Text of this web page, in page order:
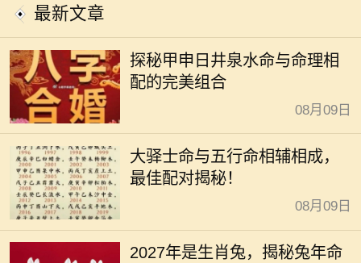
最新文章
探秘甲申日井泉水命与命理相
配的完美组合
08月09日
大驿士命与五行命相辅相成，
最佳配对揭秘！
08月09日
2027年是生肖兔，揭秘兔年命